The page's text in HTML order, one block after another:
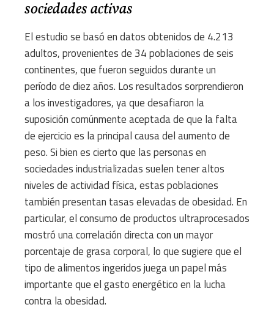
sociedades activas
El estudio se basó en datos obtenidos de 4.213
adultos, provenientes de 34 poblaciones de seis
continentes, que fueron seguidos durante un
período de diez años. Los resultados sorprendieron
a los investigadores, ya que desafiaron la
suposición comúnmente aceptada de que la falta
de ejercicio es la principal causa del aumento de
peso. Si bien es cierto que las personas en
sociedades industrializadas suelen tener altos
niveles de actividad física, estas poblaciones
también presentan tasas elevadas de obesidad. En
particular, el consumo de productos ultraprocesados
mostró una correlación directa con un mayor
porcentaje de grasa corporal, lo que sugiere que el
tipo de alimentos ingeridos juega un papel más
importante que el gasto energético en la lucha
contra la obesidad.